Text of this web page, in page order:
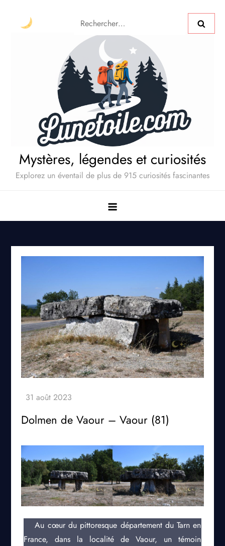
Mystères, légendes et curiosités
Explorez un éventail de plus de 915 curiosités fascinantes
Dolmen de Vaour – Vaour (81)
Au cœur du pittoresque département du Tarn en
France, dans la localité de Vaour, un témoin